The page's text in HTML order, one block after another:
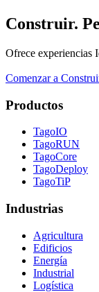
Construir.
Ofrece experiencias
Comenzar a
Productos
TagoIO
TagoRUN
TagoCore
TagoDeploy
TagoTiP
Industrias
Agricultura
Edificios
Energía
Industrial
Logística